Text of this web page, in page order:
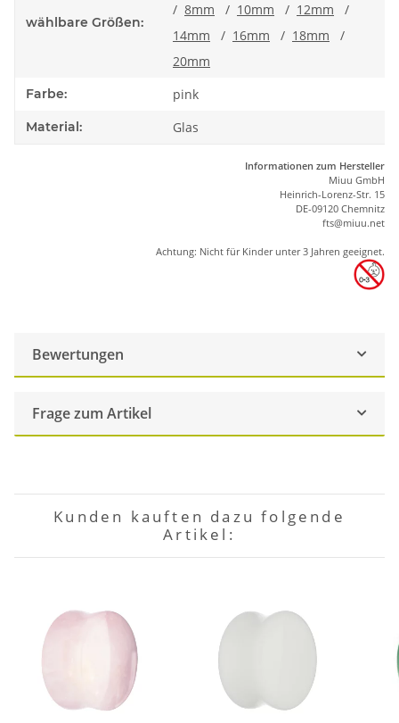
wählbare Größen:
/ 8mm / 10mm / 12mm
/
14mm
/ 16mm / 18mm
/
20mm
Farbe: pink
Material: Glas
Informationen zum Hersteller
Miuu GmbH
Heinrich-Lorenz-Str. 15
DE-09120 Chemnitz
fts@miuu.net
Achtung: Nicht für Kinder unter 3 Jahren geeignet.
Bewertungen
Frage zum Artikel
Kunden kauften dazu folgende
Artikel: